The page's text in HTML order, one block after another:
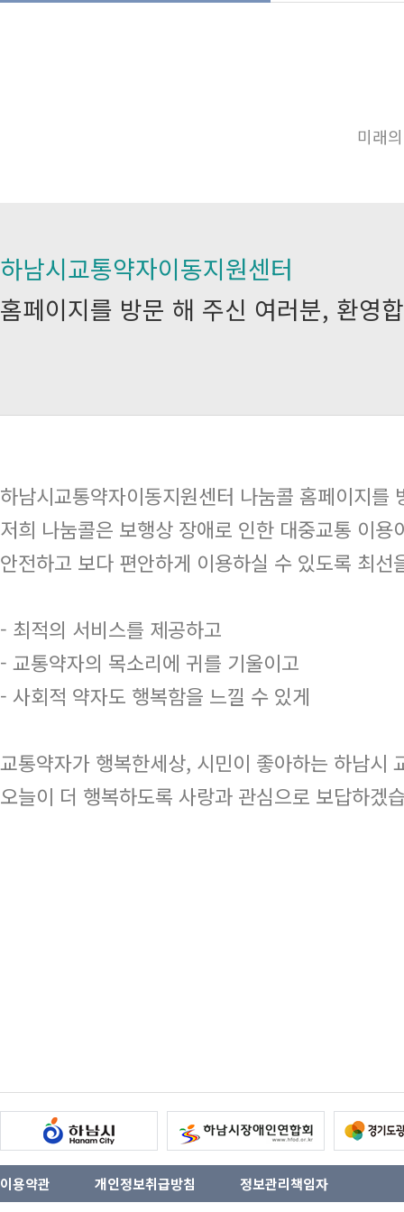
미래
하남시교통약자이동지원센터
홈페이지를 방문 해 주신 여러분, 환영
하남시교통약자이동지원센터 나눔콜 홈페이지를
저희 나눔콜은 보행상 장애로 인한 대중교통 이
안전하고 보다 편안하게 이용하실 수 있도록 최선
- 최적의 서비스를 제공하고
- 교통약자의 목소리에 귀를 기울이고
- 사회적 약자도 행복함을 느낄 수 있게
교통약자가 행복한세상, 시민이 좋아하는 하남시
오늘이 더 행복하도록 사랑과 관심으로 보답하겠
이용약관 개인정보취급방침 정보관리책임자